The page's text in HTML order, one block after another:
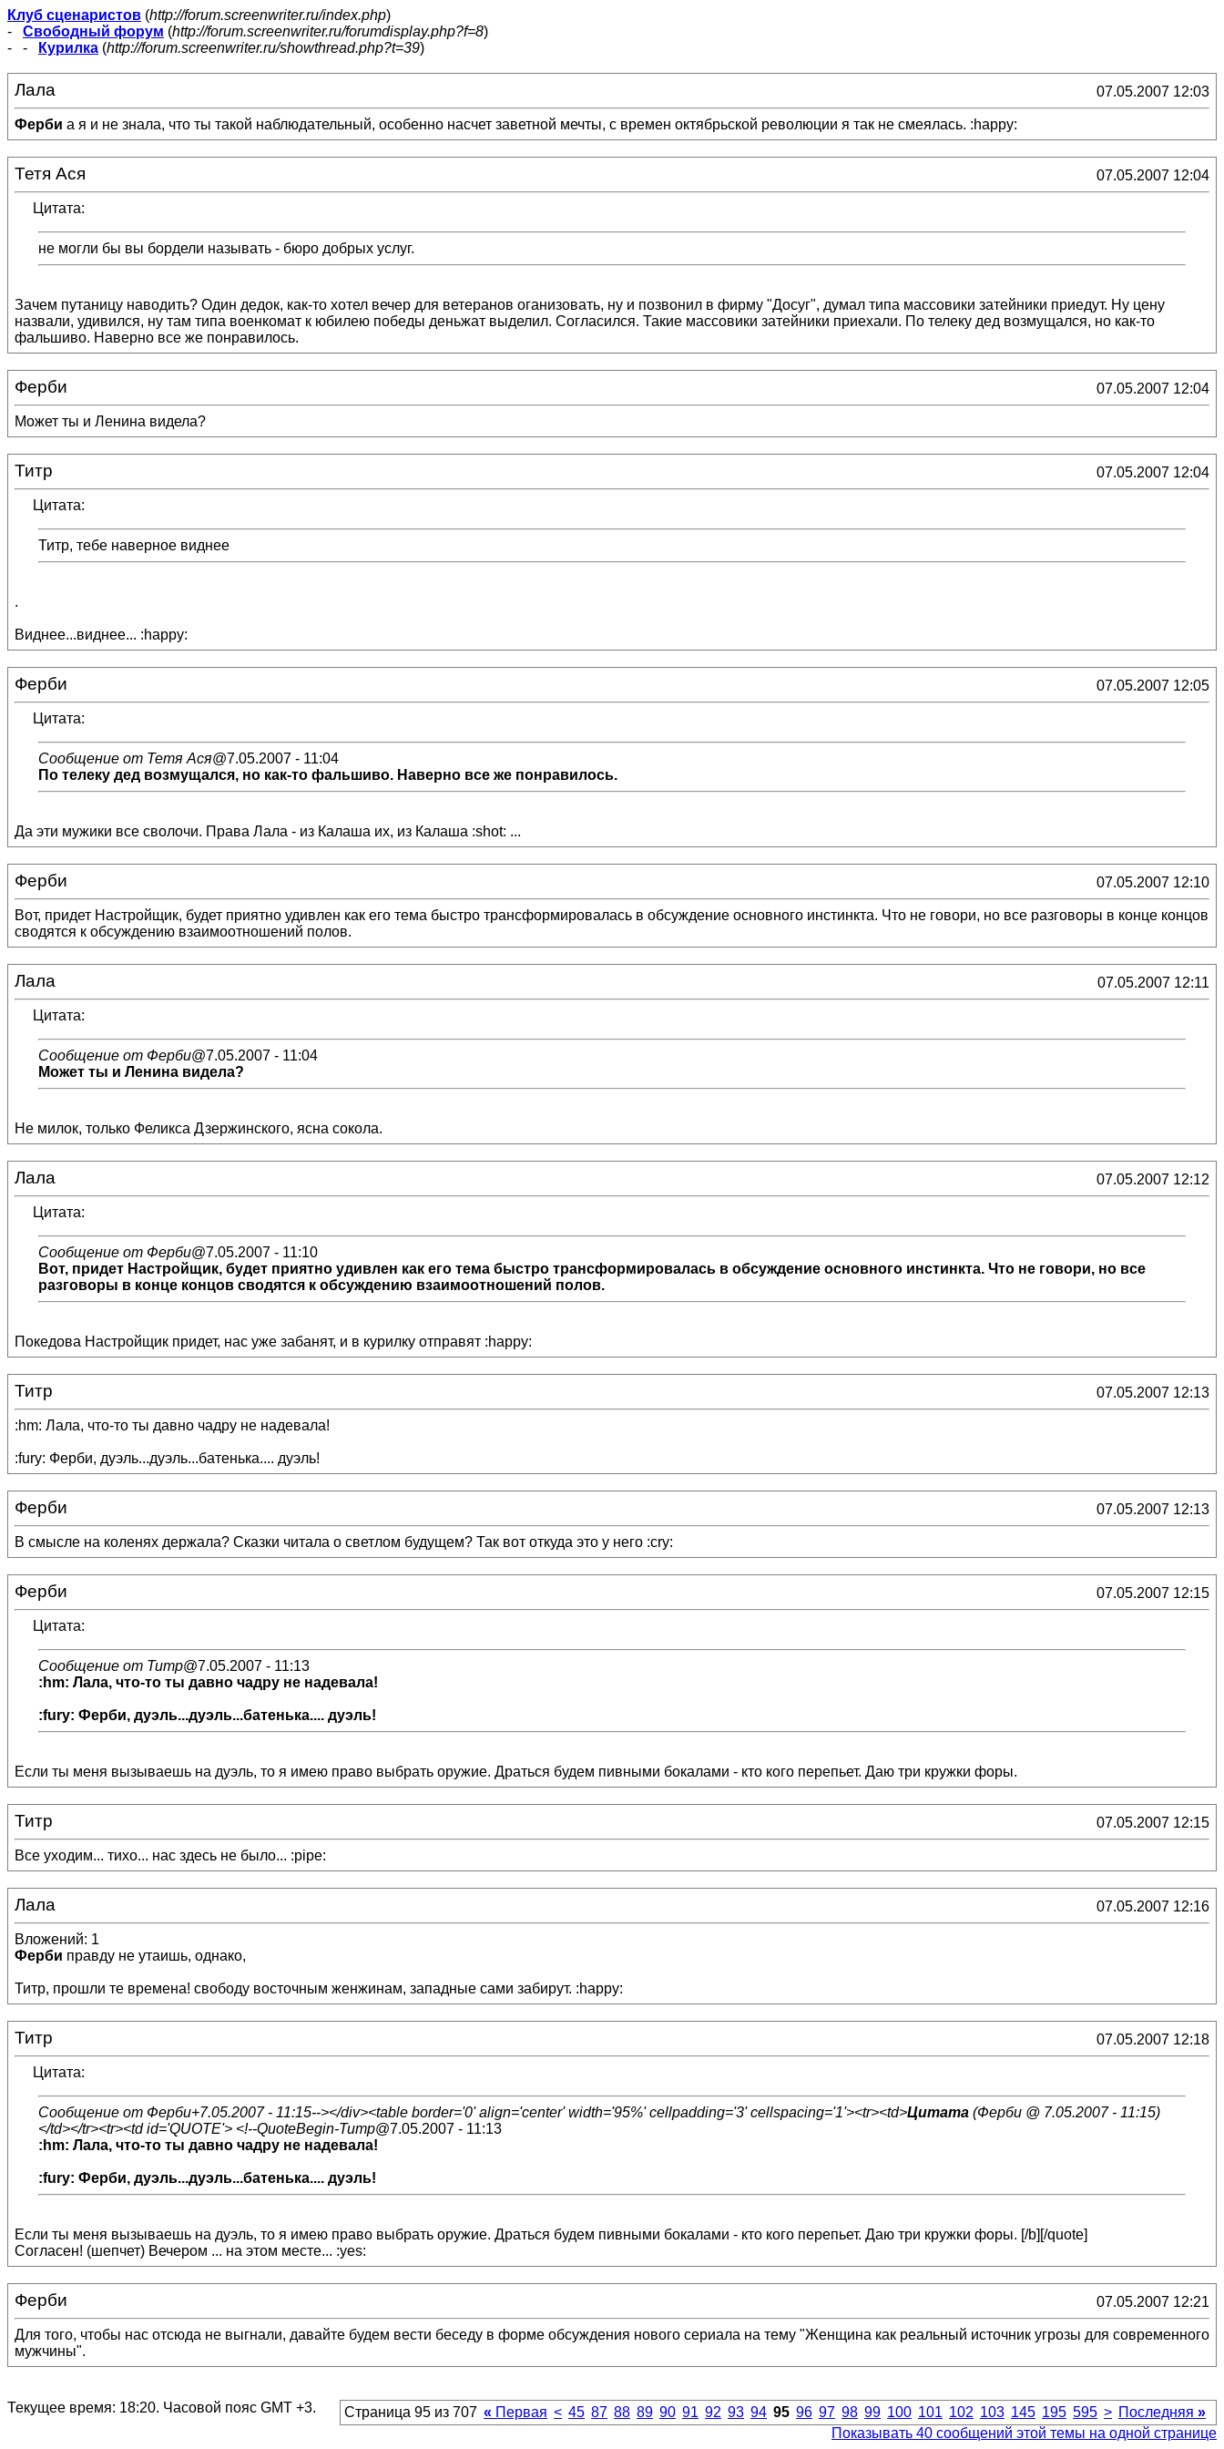
Клуб сценаристов (http://forum.screenwriter.ru/index.php)
- Свободный форум (http://forum.screenwriter.ru/forumdisplay.php?f=8)
- -
Курилка (http://forum.screenwriter.ru/showthread.php?t=39)
Лала 07.05.2007 12:03
Ферби а я и не знала, что ты такой наблюдательный, особенно насчет заветной мечты, с времен октябрьской революции я так не смеялась. :happy:
Тетя Ася 07.05.2007 12:04
Цитата:
не могли бы вы бордели называть - бюро добрых услуг.
Зачем путаницу наводить? Один дедок, как-то хотел вечер для ветеранов оганизовать, ну и позвонил в фирму "Досуг", думал типа массовики затейники приедут. Ну цену
назвали, удивился, ну там типа военкомат к юбилею победы деньжат выделил. Согласился. Такие массовики затейники приехали. По телеку дед возмущался, но как-то
фальшиво. Наверно все же понравилось.
Ферби 07.05.2007 12:04
Может ты и Ленина видела?
Титр 07.05.2007 12:04
Цитата:
Титр, тебе наверное виднее
.
Виднее...виднее... :happy:
Ферби 07.05.2007 12:05
Цитата:
Сообщение от Тетя Ася@7.05.2007 - 11:04
По телеку дед возмущался, но как-то фальшиво. Наверно все же понравилось.
Да эти мужики все сволочи. Права Лала - из Калаша их, из Калаша :shot: ...
Ферби 07.05.2007 12:10
Вот, придет Настройщик, будет приятно удивлен как его тема быстро трансформировалась в обсуждение основного инстинкта. Что не говори, но все разговоры в конце концов
сводятся к обсуждению взаимоотношений полов.
Лала 07.05.2007 12:11
Цитата:
Сообщение от Ферби@7.05.2007 - 11:04
Может ты и Ленина видела?
Не милок, только Феликса Дзержинского, ясна сокола.
Лала 07.05.2007 12:12
Цитата:
Сообщение от Ферби@7.05.2007 - 11:10
Вот, придет Настройщик, будет приятно удивлен как его тема быстро трансформировалась в обсуждение основного инстинкта. Что не говори, но все
разговоры в конце концов сводятся к обсуждению взаимоотношений полов.
Покедова Настройщик придет, нас уже забанят, и в курилку отправят :happy:
Титр 07.05.2007 12:13
:hm: Лала, что-то ты давно чадру не надевала!
:fury: Ферби, дуэль...дуэль...батенька.... дуэль!
Ферби 07.05.2007 12:13
В смысле на коленях держала? Сказки читала о светлом будущем? Так вот откуда это у него :cry:
Ферби 07.05.2007 12:15
Цитата:
Сообщение от Титр@7.05.2007 - 11:13
:hm: Лала, что-то ты давно чадру не надевала!
:fury: Ферби, дуэль...дуэль...батенька.... дуэль!
Если ты меня вызываешь на дуэль, то я имею право выбрать оружие. Драться будем пивными бокалами - кто кого перепьет. Даю три кружки форы.
Титр 07.05.2007 12:15
Все уходим... тихо... нас здесь не было... :pipe:
Лала 07.05.2007 12:16
Вложений: 1
Ферби правду не утаишь, однако,
Титр, прошли те времена! свободу восточным женжинам, западные сами забирут. :happy:
Титр 07.05.2007 12:18
Цитата:
Сообщение от Ферби+7.05.2007 - 11:15--></div><table border='0' align='center' width='95%' cellpadding='3' cellspacing='1'><tr><td>Цитата (Ферби @ 7.05.2007 - 11:15)
</td></tr><tr><td id='QUOTE'> <!--QuoteBegin-Титр@7.05.2007 - 11:13
:hm: Лала, что-то ты давно чадру не надевала!
:fury: Ферби, дуэль...дуэль...батенька.... дуэль!
Если ты меня вызываешь на дуэль, то я имею право выбрать оружие. Драться будем пивными бокалами - кто кого перепьет. Даю три кружки форы. [/b][/quote]
Согласен! (шепчет) Вечером ... на этом месте... :yes:
Ферби 07.05.2007 12:21
Для того, чтобы нас отсюда не выгнали, давайте будем вести беседу в форме обсуждения нового сериала на тему "Женщина как реальный источник угрозы для современного
мужчины".
Текущее время: 18:20. Часовой пояс GMT +3. Страница 95 из 707 « Первая < 45 87 88 89 90 91 92 93 94 95 96 97 98 99 100 101 102 103 145 195 595 > Последняя »
Показывать 40 сообщений этой темы на одной странице